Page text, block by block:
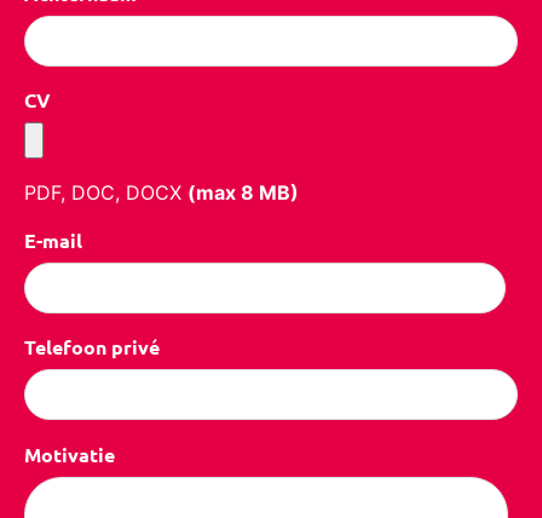
CV
PDF, DOC, DOCX (max 8 MB)
E-mail
Telefoon privé
Motivatie